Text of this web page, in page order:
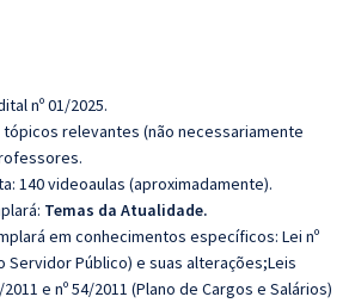
nº 01/2025.
relevantes (não necessariamente
140 videoaulas (aproximadamente).
Temas da Atualidade.
em conhecimentos específicos: Lei nº
Servidor Público) e suas alterações;Leis
e nº 54/2011 (Plano de Cargos e Salários)